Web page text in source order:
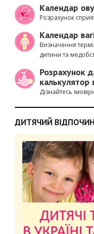
Календар
Розрахунок
Календар
Визначення
дитини та
Розрахунок
калькулятор
Дізнайтесь
ДИТЯЧИЙ